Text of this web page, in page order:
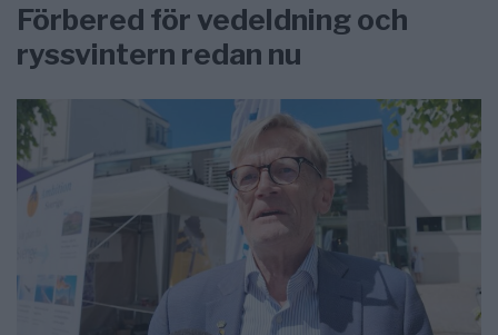
Förbered för vedeldning och
ryssvintern redan nu